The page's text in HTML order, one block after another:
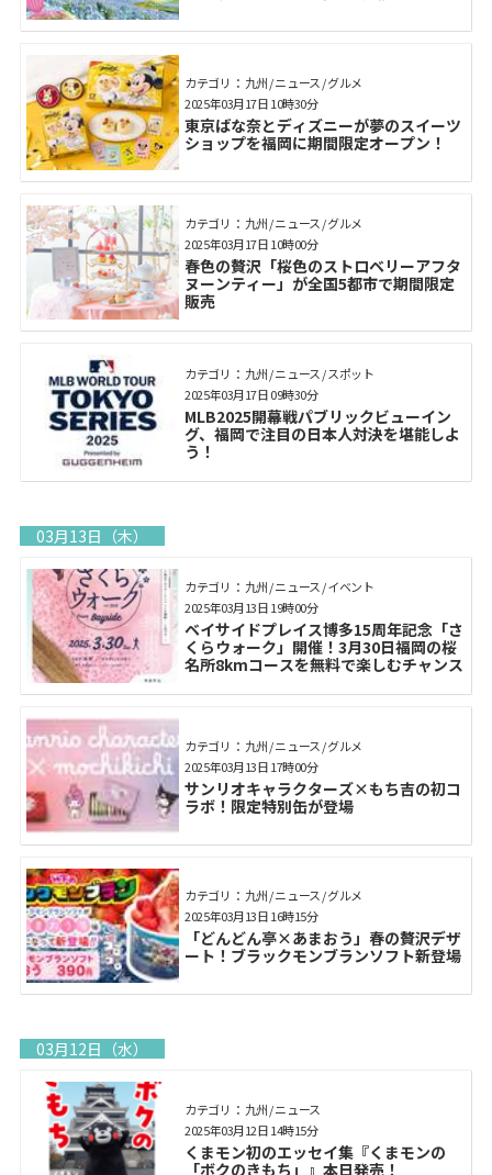
カテゴリ： 九州 / ニュース / グルメ
東京ばな奈とディズニーが夢のスイーツ
ショップを福岡に期間限定オープン！
2025年03月17日 10時30分
カテゴリ： 九州 / ニュース / グルメ
春色の贅沢「桜色のストロベリーアフタ
ヌーンティー」が全国5都市で期間限定
販売
2025年03月17日 10時00分
カテゴリ： 九州 / ニュース / スポット
MLB2025開幕戦パブリックビューイン
グ、福岡で注目の日本人対決を堪能しよ
う！
2025年03月17日 09時30分
03月13日（木）
カテゴリ： 九州 / ニュース / イベント
ベイサイドプレイス博多15周年記念「さ
くらウォーク」開催！3月30日福岡の桜
名所8kmコースを無料で楽しむチャンス
2025年03月13日 19時00分
カテゴリ： 九州 / ニュース / グルメ
サンリオキャラクターズ×もち吉の初コ
ラボ！限定特別缶が登場
2025年03月13日 17時00分
カテゴリ： 九州 / ニュース / グルメ
「どんどん亭×あまおう」春の贅沢デザ
ート！ブラックモンブランソフト新登場
2025年03月13日 16時15分
03月12日（水）
カテゴリ： 九州 / ニュース
くまモン初のエッセイ集『くまモンの
「ボクのきもち」』本日発売！
2025年03月12日 14時15分